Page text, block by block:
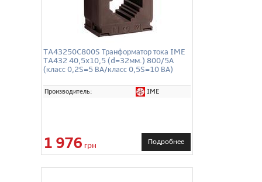
TA43250C800S Транформатор тока IME
TA432 40,5x10,5 (d=32мм.) 800/5А
(класс 0,2S=5 ВА/класс 0,5S=10 ВА)
Производитель: IME
1 976 грн Подробнее